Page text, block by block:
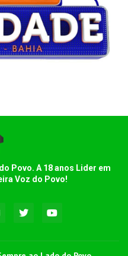
Povo. A 18 anos Lider em
Voz do Povo!